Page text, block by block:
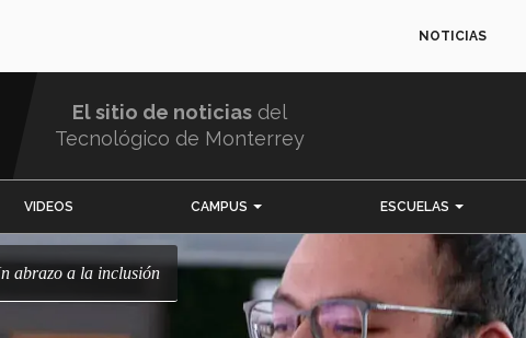
NOTICIAS
El sitio de noticias del
Tecnológico de Monterrey
VIDEOS CAMPUS ESCUELAS
Un abrazo a la inclusión